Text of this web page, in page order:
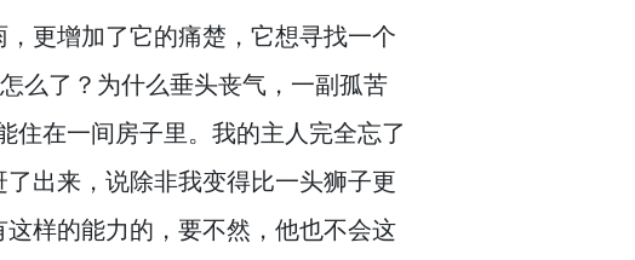
更增加了它的痛楚， 它想寻找一个
么了？ 为什么垂头丧气， 一副孤苦
住在一间房子里。 我的主人完全忘了
出来， 说除非我变得比一头狮子更
样的能力的， 要不然， 他也不会这